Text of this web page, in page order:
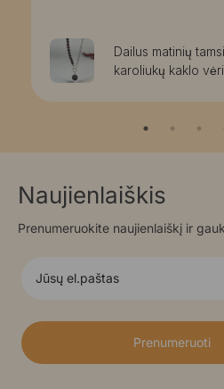
Dailus matinių
karoliukų kaklo
Naujienlaiškis
Prenumeruokite naujienlaiškį ir
Prenumeruoti